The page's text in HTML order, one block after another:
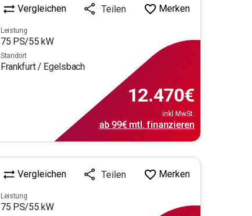
Vergleichen Teilen Merken
Leistung
75 PS/55 kW
Standort
Frankfurt / Egelsbach
12.470€
inkl.MwSt.
ab 99€mtl. finanzieren
Vergleichen Teilen Merken
Leistung
75 PS/55 kW